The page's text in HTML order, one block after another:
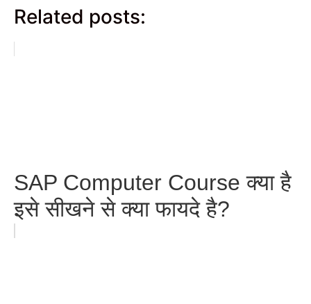
Related posts:
SAP Computer Course क्या है
इसे सीखने से क्या फायदे है?